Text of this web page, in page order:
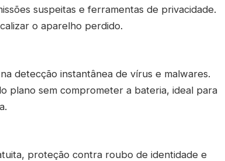
suspeitas e ferramentas de privacidade.
o aparelho perdido.
detecção instantânea de vírus e malwares.
plano sem comprometer a bateria, ideal para
proteção contra roubo de identidade e